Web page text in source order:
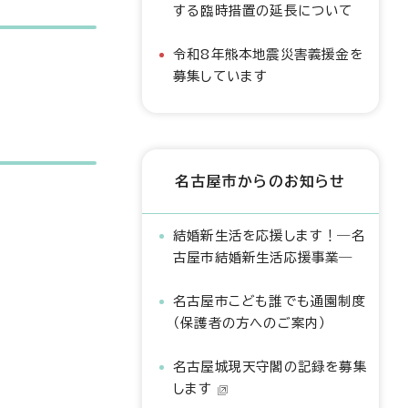
する臨時措置の延長について
令和8年熊本地震災害義援金を
募集しています
名古屋市からのお知らせ
結婚新生活を応援します！―名
古屋市結婚新生活応援事業―
名古屋市こども誰でも通園制度
（保護者の方へのご案内）
名古屋城現天守閣の記録を募集
します